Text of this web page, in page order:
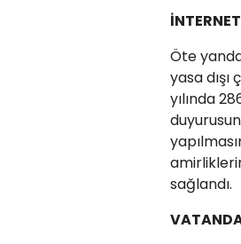
Öte
yasa
yılında
sağlandı.